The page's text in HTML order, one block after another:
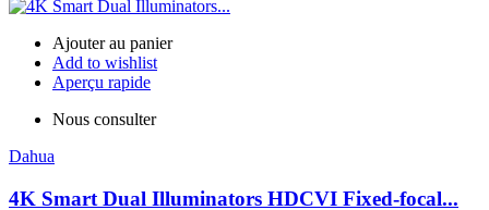
Ajouter au panier
Add to wishlist
Aperçu rapide
Nous consulter
Dahua
4K Smart Dual Illuminators HDCVI Fixed-focal...